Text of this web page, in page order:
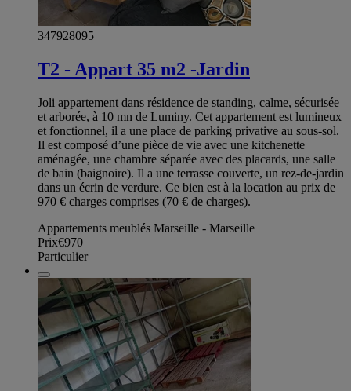
347928095
T2 - Appart 35 m2 -Jardin
Joli appartement dans résidence de standing, calme, sécurisée
et arborée, à 10 mn de Luminy. Cet appartement est lumineux
et fonctionnel, il a une place de parking privative au sous-sol.
Il est composé d’une pièce de vie avec une kitchenette
aménagée, une chambre séparée avec des placards, une salle
de bain (baignoire). Il a une terrasse couverte, un rez-de-jardin
dans un écrin de verdure. Ce bien est à la location au prix de
970 € charges comprises (70 € de charges).
Appartements meublés Marseille - Marseille
Prix€970
Particulier